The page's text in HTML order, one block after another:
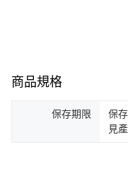
商品規格
保存期限
保
見